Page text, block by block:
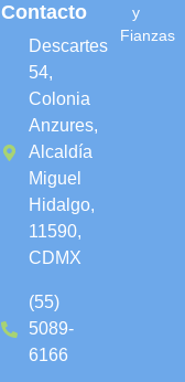
Contacto
Descartes
54,
Colonia
Anzures,
Alcaldía
Miguel
Hidalgo,
11590,
CDMX
(55)
5089-
6166
y
Fianzas